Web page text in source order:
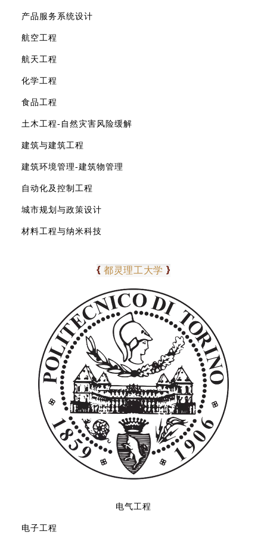
产品服务系统设计
航空工程
航天工程
化学工程
食品工程
土木工程-自然灾害风险缓解
建筑与建筑工程
建筑环境管理-建筑物管理
自动化及控制工程
城市规划与政策设计
材料工程与纳米科技
03
{ 都灵理工大学 }
电气工程
电子工程